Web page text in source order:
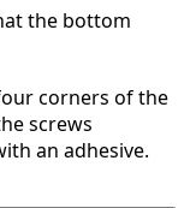
the bottom
corners of the
screws
an adhesive.